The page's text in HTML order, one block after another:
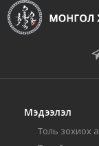
Мэдээлэл
Толь зохиох